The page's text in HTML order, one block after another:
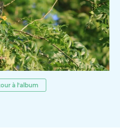
à l'album